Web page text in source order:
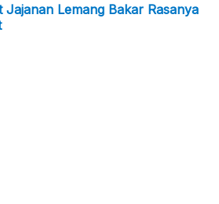
Jajanan Lemang Bakar Rasanya